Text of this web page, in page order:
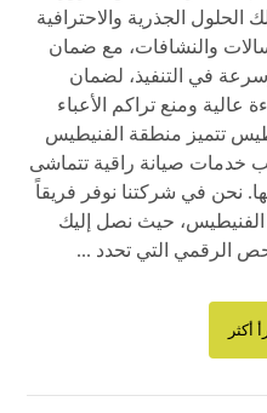
الجذرية والاحترافية
والنشافات، مع ضمان
في التنفيذ، لضمان
عالية ومنع تراكم الأعباء
تتميز منطقة الفنيطيس
خدمات صيانة راقية تتماشى
نحن في شركتنا نوفر فريقاً
حيث نصل إليك
الرقمي التي تحدد ...
أكثر